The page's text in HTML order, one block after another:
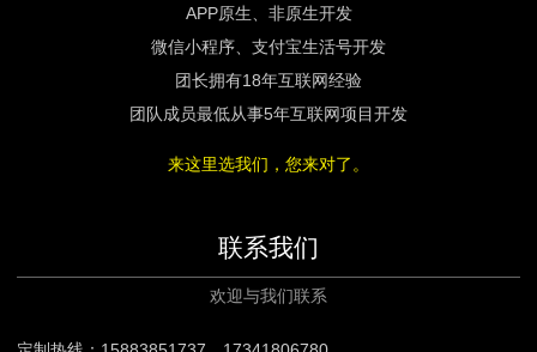
APP原生、非原生开发
微信小程序、支付宝生活号开发
团长拥有18年互联网经验
团队成员最低从事5年互联网项目开发
来这里选我们，您来对了。
联系我们
欢迎与我们联系